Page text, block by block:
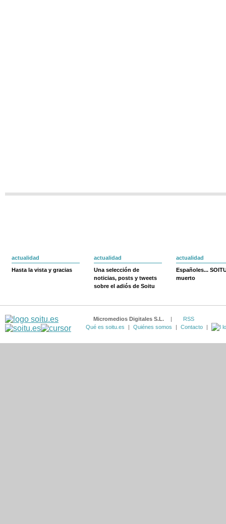
actualidad
Hasta la vista y gracias
actualidad
Una selección de
noticias, posts y tweets
sobre el adiós de Soitu
actualidad
Españoles...
muerto
Micromedios Digitales S.L. |
RSS
Qué es soitu.es
| Quiénes somos | Contacto |